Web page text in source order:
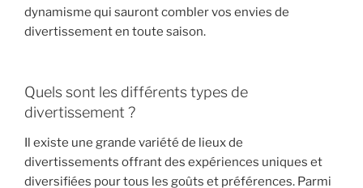
dynamisme qui sauront combler vos envies de
divertissement en toute saison.
Quels sont les différents types de
divertissement ?
Il existe une grande variété de lieux de
divertissements offrant des expériences uniques et
diversifiées pour tous les goûts et préférences. Parmi